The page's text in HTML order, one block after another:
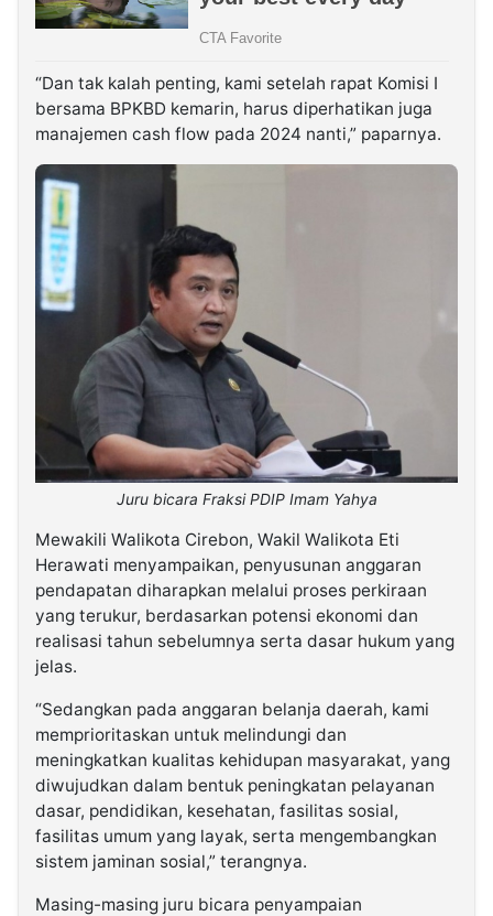
“Dan tak kalah penting, kami setelah rapat Komisi I
bersama BPKBD kemarin, harus diperhatikan juga
manajemen cash flow pada 2024 nanti,” paparnya.
Juru bicara Fraksi PDIP Imam Yahya
Mewakili Walikota Cirebon, Wakil Walikota Eti
Herawati menyampaikan, penyusunan anggaran
pendapatan diharapkan melalui proses perkiraan
yang terukur, berdasarkan potensi ekonomi dan
realisasi tahun sebelumnya serta dasar hukum yang
jelas.
“Sedangkan pada anggaran belanja daerah, kami
memprioritaskan untuk melindungi dan
meningkatkan kualitas kehidupan masyarakat, yang
diwujudkan dalam bentuk peningkatan pelayanan
dasar, pendidikan, kesehatan, fasilitas sosial,
fasilitas umum yang layak, serta mengembangkan
sistem jaminan sosial,” terangnya.
Masing-masing juru bicara penyampaian